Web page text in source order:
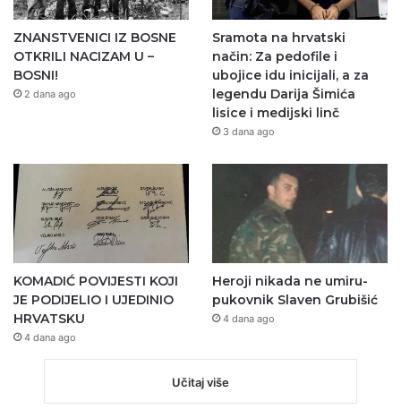
ZNANSTVENICI IZ BOSNE
OTKRILI NACIZAM U –
BOSNI!
2 dana ago
Sramota na hrvatski
način: Za pedofile i
ubojice idu inicijali, a za
legendu Darija Šimića
lisice i medijski linč
3 dana ago
KOMADIĆ POVIJESTI KOJI
JE PODIJELIO I UJEDINIO
HRVATSKU
4 dana ago
Heroji nikada ne umiru-
pukovnik Slaven Grubišić
4 dana ago
Učitaj više